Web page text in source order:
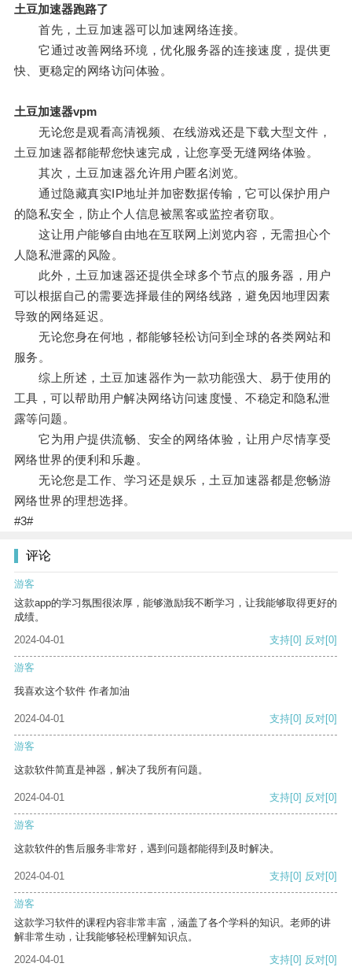
土豆加速器跑路了
首先，土豆加速器可以加速网络连接。
它通过改善网络环境，优化服务器的连接速度，提供更
快、更稳定的网络访问体验。
土豆加速器vpm
无论您是观看高清视频、在线游戏还是下载大型文件，
土豆加速器都能帮您快速完成，让您享受无缝网络体验。
其次，土豆加速器允许用户匿名浏览。
通过隐藏真实IP地址并加密数据传输，它可以保护用户
的隐私安全，防止个人信息被黑客或监控者窃取。
这让用户能够自由地在互联网上浏览内容，无需担心个
人隐私泄露的风险。
此外，土豆加速器还提供全球多个节点的服务器，用户
可以根据自己的需要选择最佳的网络线路，避免因地理因素
导致的网络延迟。
无论您身在何地，都能够轻松访问到全球的各类网站和
服务。
综上所述，土豆加速器作为一款功能强大、易于使用的
工具，可以帮助用户解决网络访问速度慢、不稳定和隐私泄
露等问题。
它为用户提供流畅、安全的网络体验，让用户尽情享受
网络世界的便利和乐趣。
无论您是工作、学习还是娱乐，土豆加速器都是您畅游
网络世界的理想选择。
#3#
评论
游客
这款app的学习氛围很浓厚，能够激励我不断学习，让我能够取得更好的
成绩。
2024-04-01
支持[0] 反对[0]
游客
我喜欢这个软件 作者加油
2024-04-01 支持[0] 反对[0]
游客
这款软件简直是神器，解决了我所有问题。
2024-04-01 支持[0] 反对[0]
游客
这款软件的售后服务非常好，遇到问题都能得到及时解决。
2024-04-01 支持[0] 反对[0]
游客
这款学习软件的课程内容非常丰富，涵盖了各个学科的知识。老师的讲
解非常生动，让我能够轻松理解知识点。
2024-04-01
支持[0] 反对[0]